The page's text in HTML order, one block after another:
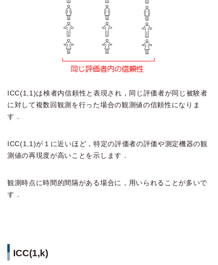
ICC(1,1)は検者内信頼性と表現され，同じ評価者が同じ被験者
に対して複数回観測を行った場合の観測値の信頼性になりま
す．
ICC(1,1)が１に近いほど，特定の評価者の評価や測定機器の観
測値の再現度が高いことを示します．
観測時点に時間的間隔がある場合に，用いられることが多いで
す．
ICC(1,k)